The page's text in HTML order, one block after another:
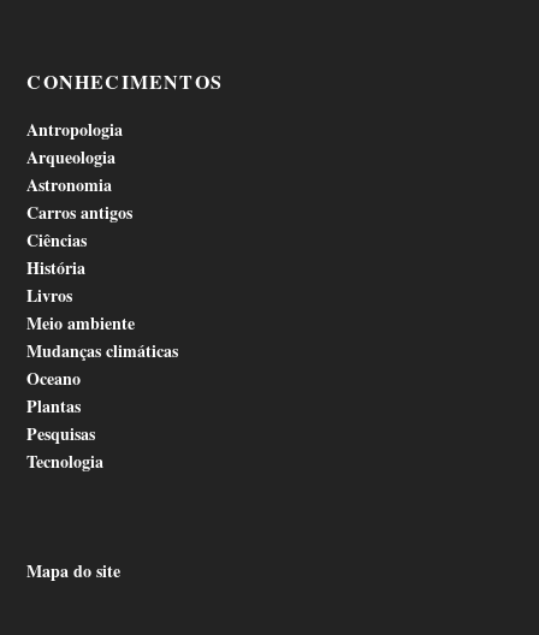
CONHECIMENTOS
Antropologia
Arqueologia
Astronomia
Carros antigos
Ciências
História
Livros
Meio ambiente
Mudanças climáticas
Oceano
Plantas
Pesquisas
Tecnologia
Mapa do site